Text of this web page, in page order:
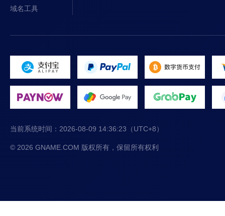
域名工具
当前系统时间： 2026-08-09 14:36:23 （UTC+8）
© 2026 GNAME.COM 版权所有，保留所有权利